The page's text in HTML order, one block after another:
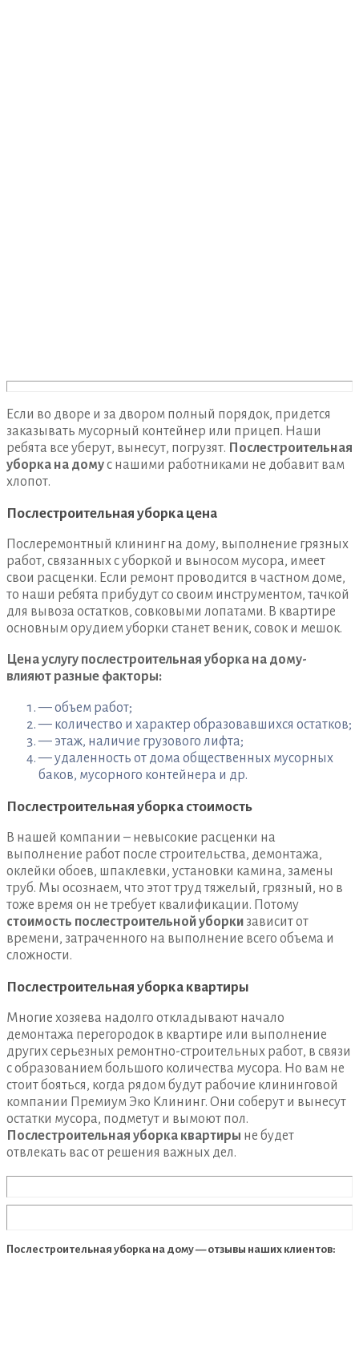
Если во дворе и за двором полный порядок, придется
заказывать мусорный контейнер или прицеп. Наши
ребята все уберут, вынесут, погрузят. Послестроительная
уборка на домус нашими работниками не добавит вам
хлопот.
Послестроительная уборка цена
Послеремонтный клининг на дому, выполнение грязных
работ, связанных с уборкой и выносом мусора, имеет
свои расценки. Если ремонт проводится в частном доме,
то наши ребята прибудут со своим инструментом, тачкой
для вывоза остатков, совковыми лопатами. В квартире
основным орудием уборки станет веник, совок и мешок.
Цена услугу послестроительная уборка на дому-
влияют разные факторы:
— объем работ;
— количество и характер образовавшихся остатков;
— этаж, наличие грузового лифта;
— удаленность от дома общественных мусорных
баков, мусорного контейнера и др.
Послестроительная уборка стоимость
В нашей компании – невысокие расценки на
выполнение работ после строительства, демонтажа,
оклейки обоев, шпаклевки, установки камина, замены
труб. Мы осознаем, что этот труд тяжелый, грязный, но в
тоже время он не требует квалификации. Потому
стоимость послестроительной уборки зависит от
времени, затраченного на выполнение всего объема и
сложности.
Послестроительная уборка квартиры
Многие хозяева надолго откладывают начало
демонтажа перегородок в квартире или выполнение
других серьезных ремонтно-строительных работ, в связи
с образованием большого количества мусора. Но вам не
стоит бояться, когда рядом будут рабочие клининговой
компании Премиум Эко Клининг. Они соберут и вынесут
остатки мусора, подметут и вымоют пол.
Послестроительная уборка квартиры не будет
отвлекать вас от решения важных дел.
Послестроительная уборка на дому — отзывы наших клиентов: